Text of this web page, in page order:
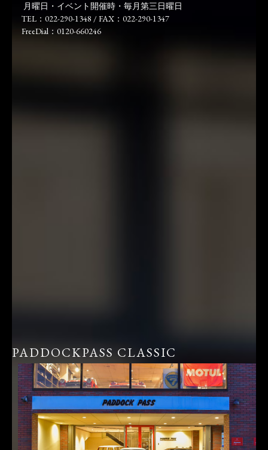
月曜日・イベント開催時・毎月第三日曜日
TEL：022-290-1348 / FAX：022-290-1347
FreeDial：0120-660246
PADDOCKPASS CLASSIC